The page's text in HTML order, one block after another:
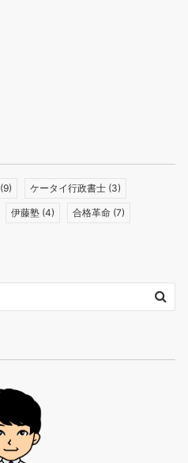
(9) ケータイ行政書士 (3)
伊藤塾 (4) 合格革命 (7)